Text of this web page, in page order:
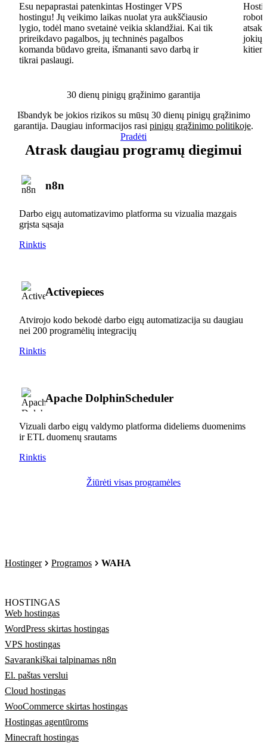
Esu nepaprastai patenkintas Hostinger VPS
hostingu! Jų veikimo laikas nuolat yra aukščiausio
lygio, todėl mano svetainė veikia sklandžiai. Kai tik
prireikdavo pagalbos, jų techninės pagalbos
komanda būdavo greita, išmananti savo darbą ir
tikrai paslaugi.
jokių
30 dienų pinigų grąžinimo garantija
Išbandyk be jokios rizikos su mūsų 30 dienų pinigų grąžinimo
garantija. Daugiau informacijos rasi pinigų grąžinimo politikoje.
Pradėti
Atrask daugiau programų diegimui
n8n
Darbo eigų automatizavimo platforma su vizualia mazgais
grįsta sąsaja
Rinktis
Activepieces
Atvirojo kodo bekodė darbo eigų automatizacija su daugiau
nei 200 programėlių integracijų
Rinktis
Apache DolphinScheduler
Vizuali darbo eigų valdymo platforma dideliems duomenims
ir ETL duomenų srautams
Rinktis
Žiūrėti visas programėles
Hostinger Programos WAHA
HOSTINGAS
Web hostingas
WordPress skirtas hostingas
VPS hostingas
Savarankiškai talpinamas n8n
El. paštas verslui
Cloud hostingas
WooCommerce skirtas hostingas
Hostingas agentūroms
Minecraft hostingas